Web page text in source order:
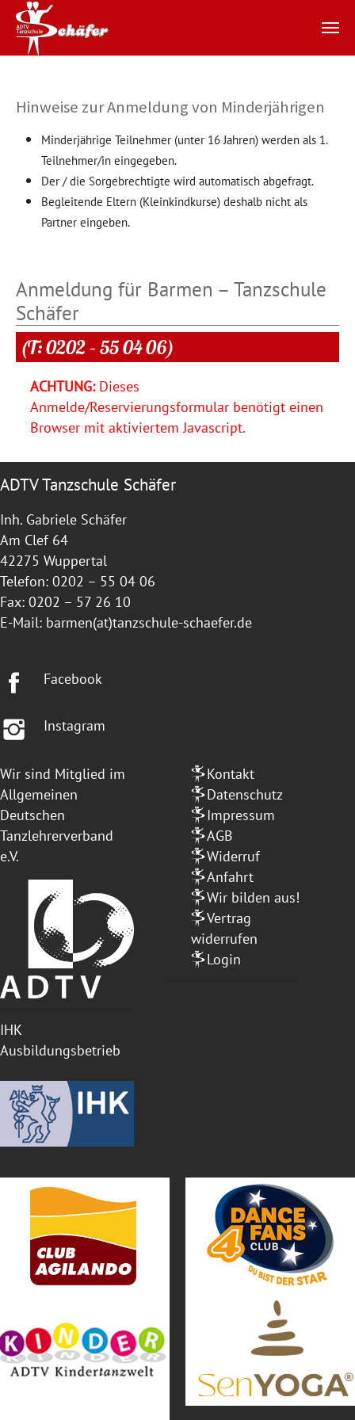
Hinweise zur Anmeldung von Minderjährigen
Minderjährige Teilnehmer (unter 16 Jahren) werden als 1.
Teilnehmer/in eingegeben.
Der / die Sorgebrechtigte wird automatisch abgefragt.
Begleitende Eltern (Kleinkindkurse) deshalb nicht als
Partner eingeben.
Anmeldung für Barmen – Tanzschule
Schäfer
(T: 0202 – 55 04 06)
ACHTUNG:Dieses
Anmelde/Reservierungsformular benötigt einen
Browser mit aktiviertem Javascript.
ADTV Tanzschule Schäfer
Inh. Gabriele Schäfer
Am Clef 64
42275 Wuppertal
Telefon: 0202 – 55 04 06
Fax: 0202 – 57 26 10
E-Mail: barmen(at)tanzschule-schaefer.de
Facebook
Instagram
Wir sind Mitglied im
Allgemeinen
Deutschen
Tanzlehrerverband
e.V.
IHK
Ausbildungsbetrieb
Kontakt
Datenschutz
Impressum
AGB
Widerruf
Anfahrt
Wir bilden aus!
Vertrag
widerrufen
Login